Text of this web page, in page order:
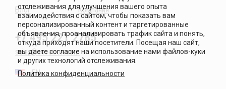
Блог
Компания
+7 495 221 2785
sales@sovecon.com
EN
Политика конфиденциальности